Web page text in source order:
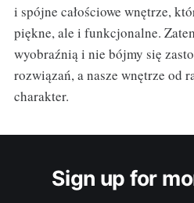
i spójne całościowe wnętrze,
piękne, ale i funkcjonalne.
wyobraźnią i nie bójmy się
rozwiązań, a nasze wnętrze od
charakter.
Sign up for